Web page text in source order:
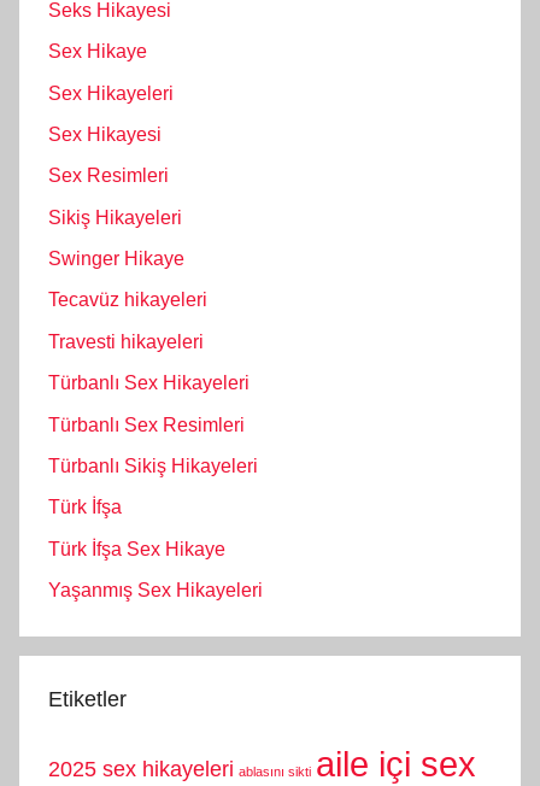
Seks Hikayesi
Sex Hikaye
Sex Hikayeleri
Sex Hikayesi
Sex Resimleri
Sikiş Hikayeleri
Swinger Hikaye
Tecavüz hikayeleri
Travesti hikayeleri
Türbanlı Sex Hikayeleri
Türbanlı Sex Resimleri
Türbanlı Sikiş Hikayeleri
Türk İfşa
Türk İfşa Sex Hikaye
Yaşanmış Sex Hikayeleri
Etiketler
2025 sex hikayeleri ablasını sikti aile içi sex